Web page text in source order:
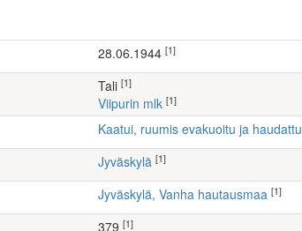
28.06.1944 [1]
Tali [1]
Viipurin mlk [1]
Kaatui, ruumis evakuoitu ja haudattu
Jyväskylä [1]
Jyväskylä, Vanha hautausmaa [1]
379 [1]